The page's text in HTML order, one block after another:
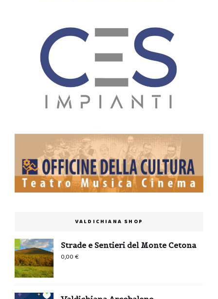
VALDICHIANA SHOP
Strade e Sentieri del Monte Cetona
0,00€